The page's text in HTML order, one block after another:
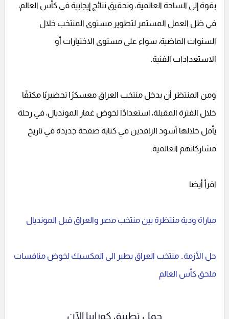
بقوة إلى الساحة العالمية، وتحقيق نتائج إيجابية في كأس العالم،
في ظل العمل المستمر لتطوير مستوى المنتخب خلال
السنوات الماضية، سواء على مستوى الاختيارات أو
الاستعدادات الفنية.
ومن المنتظر أن يدخل منتخب العراق معسكرًا تحضيريًا مكثفًا
خلال الفترة المقبلة، استعدادًا لخوض غمار المونديال، في رحلة
يأمل خلالها أسود الرافدين في كتابة صفحة جديدة في تاريخ
مشاركاتهم العالمية.
اقرأ أيضا
مباراة ودية منتظرة بين منتخب مصر والعراق قبل المونديال
حل الأزمة.. منتخب العراق يطير الى المكسيك لخوض منافسات
ملحق كأس العالم
حمل تطبيق كورابيا الآن